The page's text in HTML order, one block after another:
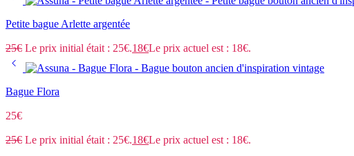
Petite bague Arlette argentée
25€ Le prix initial était : 25€.18€Le prix actuel est : 18€.
Bague Flora
25€
25€ Le prix initial était : 25€.18€Le prix actuel est : 18€.